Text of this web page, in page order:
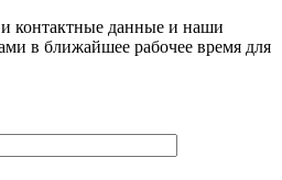
контактные данные и наши
в ближайшее рабочее время для
только
банка